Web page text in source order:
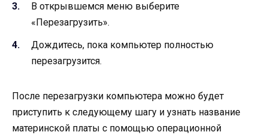
В открывшемся меню выберите
«Перезагрузить».
Дождитесь, пока компьютер полностью
перезагрузится.
После перезагрузки компьютера можно будет
приступить к следующему шагу и узнать название
материнской платы с помощью операционной